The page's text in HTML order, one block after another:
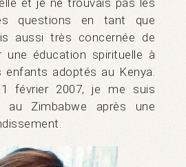
et je ne trouvais pas les
questions en tant que
aussi très concernée de
une éducation spirituelle à
enfants adoptés au Kenya.
février 2007, je me suis
au Zimbabwe après une